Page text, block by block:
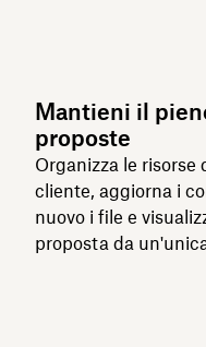
Mantieni il
proposte
Organizza le risorse
cliente, aggiorna i
nuovo i file e
proposta da